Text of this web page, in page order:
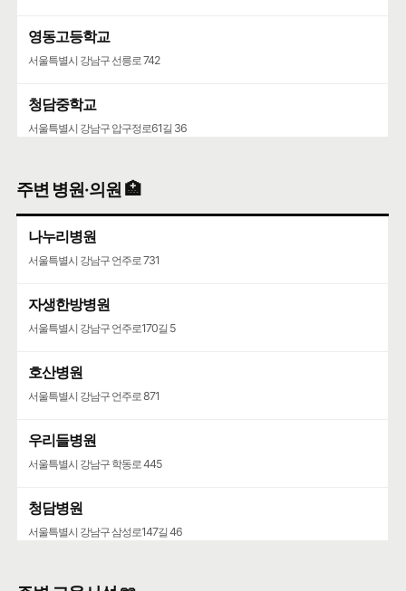
영동고등학교
서울특별시 강남구 선릉로 742
청담중학교
서울특별시 강남구 압구정로61길 36
주변 병원·의원 🏥
나누리병원
서울특별시 강남구 언주로 731
자생한방병원
서울특별시 강남구 언주로170길 5
호산병원
서울특별시 강남구 언주로 871
우리들병원
서울특별시 강남구 학동로 445
청담병원
서울특별시 강남구 삼성로147길 46